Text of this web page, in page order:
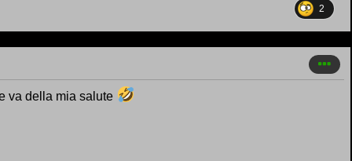
2
va della mia salute